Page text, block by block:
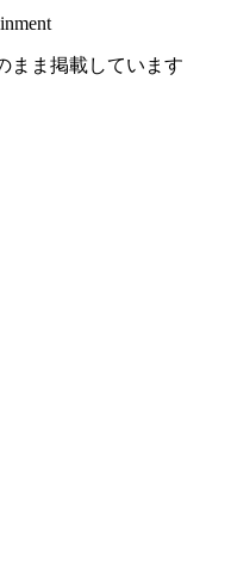
まま掲載しています